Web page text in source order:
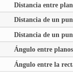
Distancia entre
Distancia de un
Distancia de un
Ángulo entre planos
Ángulo entre la